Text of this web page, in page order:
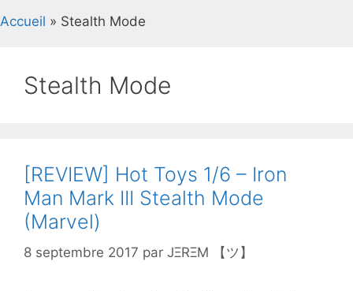
Accueil » Stealth Mode
Stealth Mode
[REVIEW] Hot Toys 1/6 – Iron
Man Mark III Stealth Mode
(Marvel)
8 septembre 2017 par JΞRΞM 【ツ】